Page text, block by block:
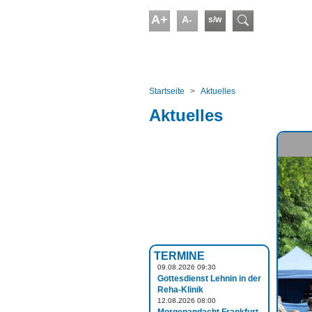
A+ A- s/w
Startseite
Aktuelles
Aktuelles
TERMINE
09.08.2026 09:30
Gottesdienst Lehnin in der
Reha-Klinik
12.08.2026 08:00